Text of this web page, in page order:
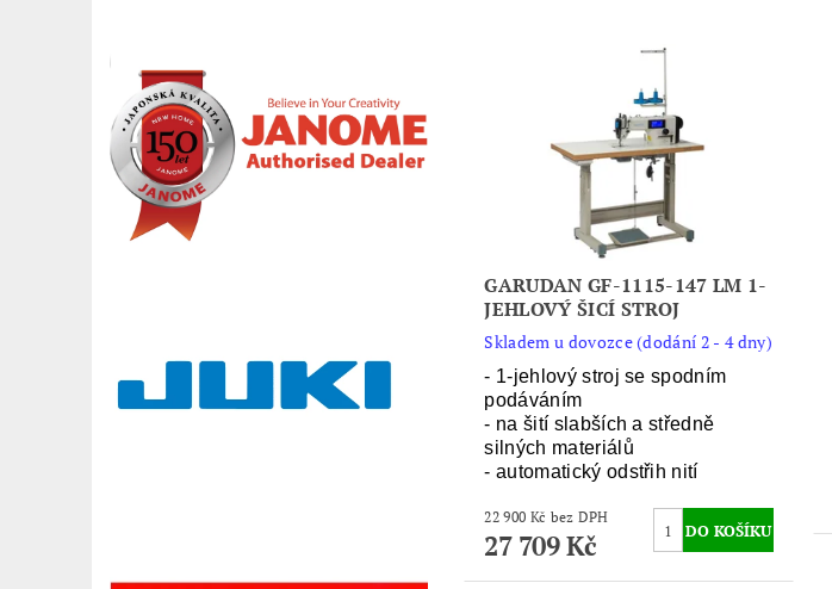
GARUDAN GF-1115-147 LM 1-
JEHLOVÝ ŠICÍ STROJ
Skladem u dovozce (dodání 2 - 4 dny)
- 1-jehlový stroj se spodním
podáváním
- na šití slabších a středně
silných materiálů
- automatický odstřih nití
22 900 Kč bez DPH
27 709 Kč